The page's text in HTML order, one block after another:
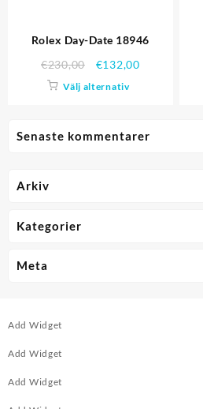
Senaste kommentarer
Rolex Day-Date 18946
€230,00 €132,00
Välj alternativ
Arkiv
Kategorier
Meta
Add Widget
Add Widget
Add Widget